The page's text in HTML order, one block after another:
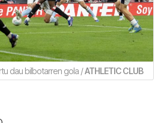
dau bilbotarren gola /ATHLETIC CLUB